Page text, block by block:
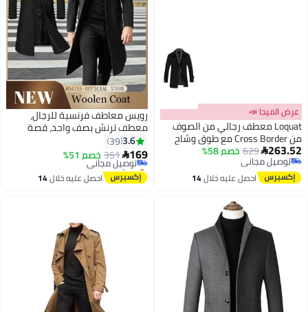
6
عرض الميجا 📣
Loquat معطف رجالي من الصوف
من Cross Border مع طوق وشاح
طويل بالإضافة إلى معطف صوفي
سميك من القطن
263.52
629 خصم 58%
توصيل مجاني
توصيل مجانياحصل عليه خلال14
رويس معاطف فرنسية للرجال،
معطف ترنش بصف واحد، قصة
ضيقة، ياقة مدببة، حراري، دافئ،
شتوي، مقاس كبير، رسمي، غير
رسمي، سترة واقية من الرياح،
ملابس خارجية للمكتب، أسود
3.6
39
169
351 خصم 51%
توصيل مجاني
بتخلّص بسرعة
توصيل مجانياحصل عليه خلال14